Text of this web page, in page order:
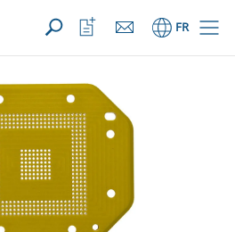
({{productCount}} Products)
OUVRIR
FR
Ouvrir
la
liste
favoris